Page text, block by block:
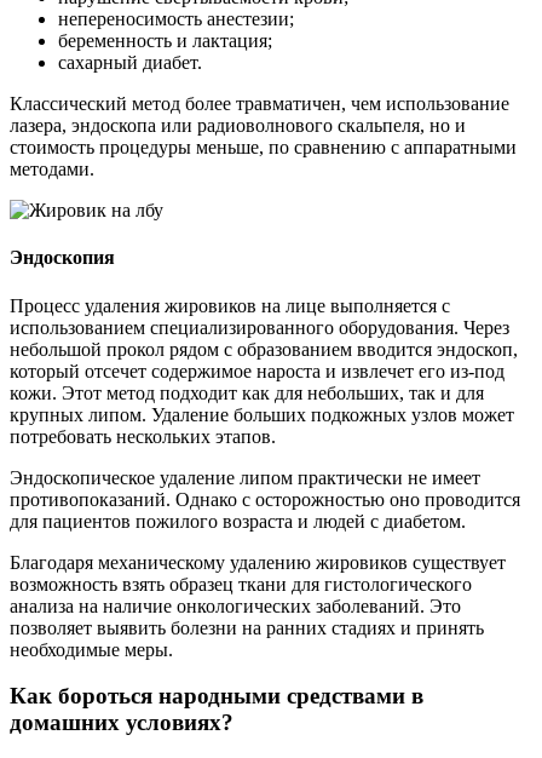
непереносимость анестезии;
беременность и лактация;
сахарный диабет.
Классический метод более травматичен, чем использование
лазера, эндоскопа или радиоволнового скальпеля, но и
стоимость процедуры меньше, по сравнению с аппаратными
методами.
Эндоскопия
Процесс удаления жировиков на лице выполняется с
использованием специализированного оборудования. Через
небольшой прокол рядом с образованием вводится эндоскоп,
который отсечет содержимое нароста и извлечет его из-под
кожи. Этот метод подходит как для небольших, так и для
крупных липом. Удаление больших подкожных узлов может
потребовать нескольких этапов.
Эндоскопическое удаление липом практически не имеет
противопоказаний. Однако с осторожностью оно проводится
для пациентов пожилого возраста и людей с диабетом.
Благодаря механическому удалению жировиков существует
возможность взять образец ткани для гистологического
анализа на наличие онкологических заболеваний. Это
позволяет выявить болезни на ранних стадиях и принять
необходимые меры.
Как бороться народными средствами в
домашних условиях?